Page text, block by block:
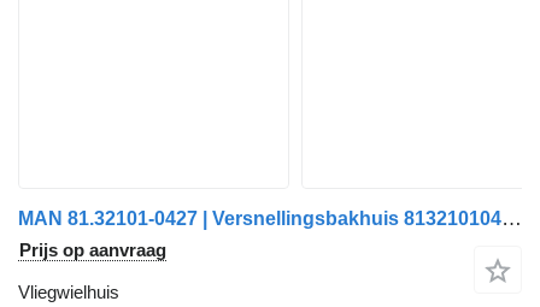
MAN 81.32101-0427 | Versnellingsbakhuis 81321010427 vliegwielhuis voor vrachtwagen
Prijs op aanvraag
Vliegwielhuis